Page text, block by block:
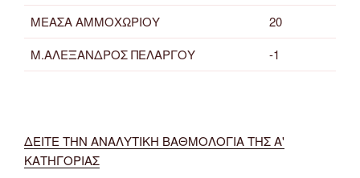
ΜΕΑΣΑ ΑΜΜΟΧΩΡΙΟΥ
20
Μ.ΑΛΕΞΑΝΔΡΟΣ ΠΕΛΑΡΓΟΥ
-1
ΔΕΙΤΕ ΤΗΝ ΑΝΑΛΥΤΙΚΗ ΒΑΘΜΟΛΟΓΙΑ ΤΗΣ Α'
ΚΑΤΗΓΟΡΙΑΣ